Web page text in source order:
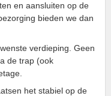
en aansluiten op de
bieden we dan
verdieping. Geen
de trap (ook
het stabiel op de